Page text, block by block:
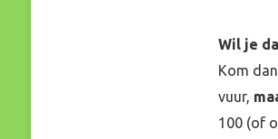
Wil je
Kom
vuur,
100 (of